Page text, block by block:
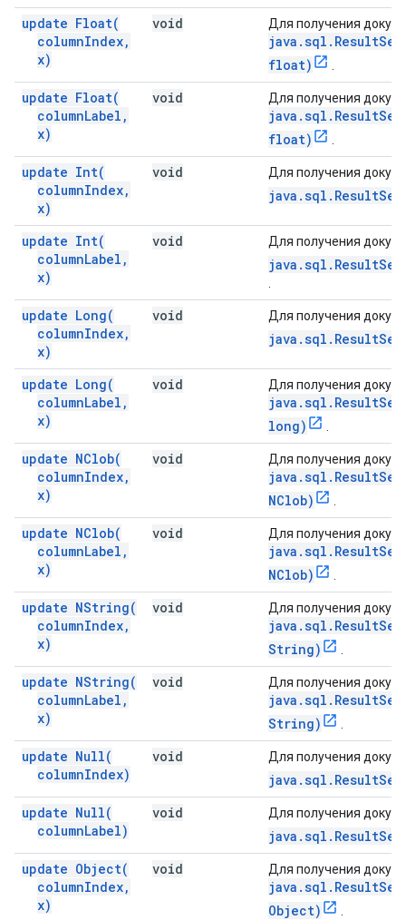
update Float(
columnIndex,
x)
void Для получения
float)
update Float(
columnLabel ,
x)
void Для получения
float)
update Int(
columnIndex,
x)
void Для получения
update Int(
columnLabel ,
x)
void Для получения
update Long(
columnIndex,
x)
void Для получения
update Long(
columnLabel ,
x)
void Для получения
long)
update NClob(
columnIndex,
x)
void Для получения
NClob)
update NClob(
columnLabel ,
x)
void Для получения
NClob)
update NString(
columnIndex,
x)
void Для получения
String)
update NString(
columnLabel ,
x)
void Для получения
String)
update Null(
columnIndex)
void Для получения
update Null(
columnLabel)
void Для получения
update Object(
columnIndex,
x)
void Для получения
Object)